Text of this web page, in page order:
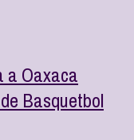
a Oaxaca
Basquetbol